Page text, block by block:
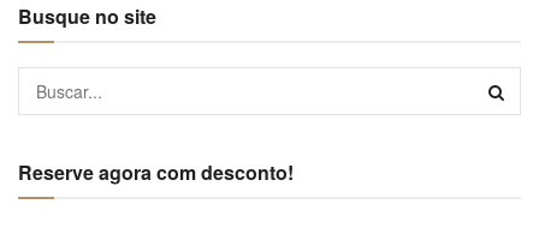
Busque no site
Reserve agora com desconto!